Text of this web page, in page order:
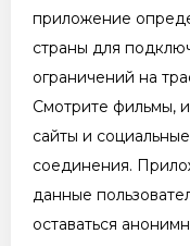
приложение
страны для
ограничений на
Смотрите фильмы,
сайты и
соединения.
данные
оставаться